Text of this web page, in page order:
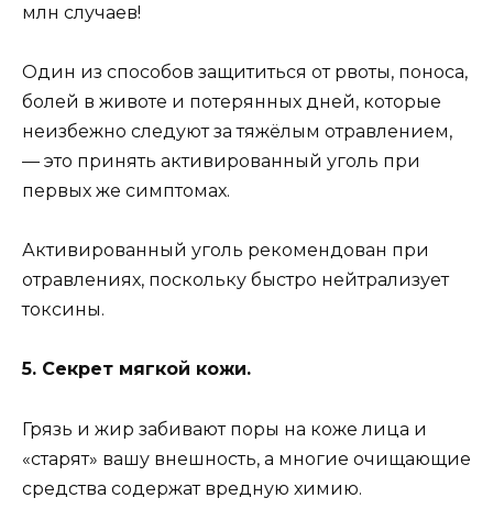
млн случаев!
Один из способов защититься от рвоты, поноса,
болей в животе и потерянных дней, которые
неизбежно следуют за тяжёлым отравлением,
— это принять активированный уголь при
первых же симптомах.
Активированный уголь рекомендован при
отравлениях, поскольку быстро нейтрализует
токсины.
5. Секрет мягкой кожи.
Грязь и жир забивают поры на коже лица и
«старят» вашу внешность, а многие очищающие
средства содержат вредную химию.